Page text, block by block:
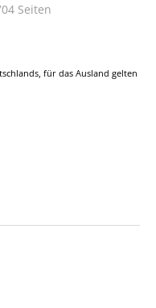
Seiten
für das Ausland gelten